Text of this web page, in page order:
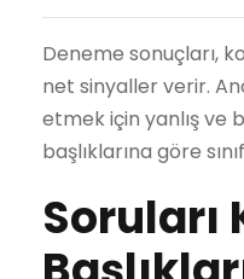
Deneme sonuçları,
net sinyaller verir.
etmek için yanlış ve
başlıklarına göre
Soruları